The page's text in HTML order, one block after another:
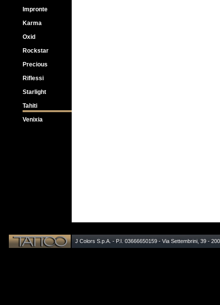
Impronte
Karma
Oxid
Rockstar
Precious
Riflessi
Starlight
Tahiti
Venixia
J Colors S.p.A. - P.I. 03666650159 - Via Settembrini, 39 -